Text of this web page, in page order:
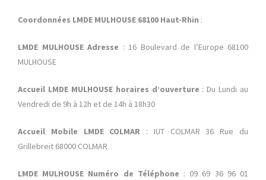
Coordonnées LMDE MULHOUSE 68100 Haut-Rhin :
LMDE MULHOUSE Adresse : 16 Boulevard de l’Europe 68100
MULHOUSE
Accueil LMDE MULHOUSE horaires d’ouverture : Du Lundi au
Vendredi de 9h à 12h et de 14h à 18h30
Accueil Mobile LMDE COLMAR : IUT COLMAR 36 Rue du
Grillebreit 68000 COLMAR
LMDE MULHOUSE Numéro de Téléphone : 09 69 36 96 01